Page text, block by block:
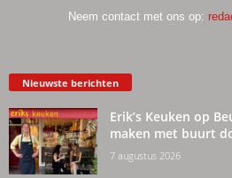
Neem contact met ons op:
Nieuwste berichten
Erik’s Keuken op
maken met buurt
7 augustus 2026